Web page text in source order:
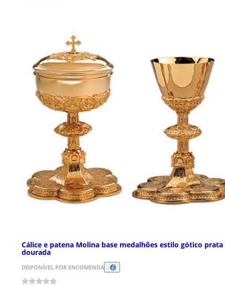
Cálice e patena Molina base medalhões estilo gótico prata
dourada
DISPONÍVEL POR ENCOMENDA